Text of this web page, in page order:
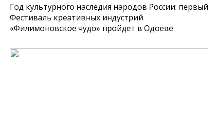
Год культурного наследия народов России: первый
Фестиваль креативных индустрий
«Филимоновское чудо» пройдет в Одоеве